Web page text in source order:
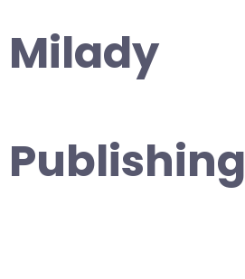
Milady
Publishing